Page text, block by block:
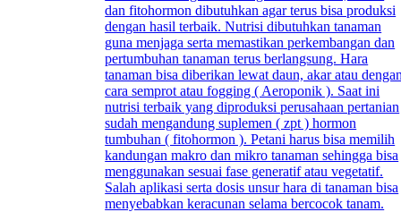
dan fitohormon dibutuhkan agar terus bisa produksi
dengan hasil terbaik. Nutrisi dibutuhkan tanaman
guna menjaga serta memastikan perkembangan dan
pertumbuhan tanaman terus berlangsung. Hara
tanaman bisa diberikan lewat daun, akar atau
cara semprot atau fogging ( Aeroponik ). Saat ini
nutrisi terbaik yang diproduksi perusahaan pertanian
sudah mengandung suplemen ( zpt ) hormon
tumbuhan ( fitohormon ). Petani harus bisa memilih
kandungan makro dan mikro tanaman sehingga bisa
menggunakan sesuai fase generatif atau vegetatif.
Salah aplikasi serta dosis unsur hara di tanaman bisa
menyebabkan keracunan selama bercocok tanam.